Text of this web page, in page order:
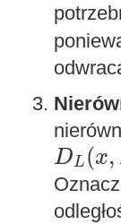
DL (x,
DL(x,z